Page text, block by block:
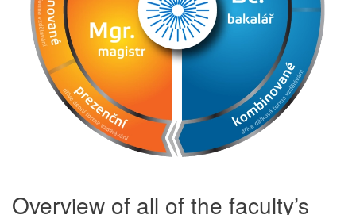
Overview of all of the faculty’s